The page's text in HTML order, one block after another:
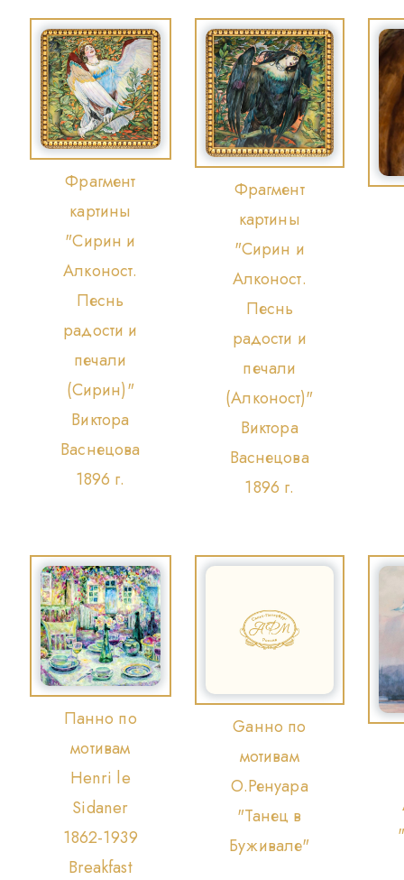
Фрагмент
картины
"Сирин и
Алконост.
Песнь
радости и
печали
(Сирин)"
Виктора
Васнецова
1896 г.
Фрагмент
картины
"Сирин и
Алконост.
Песнь
радости и
печали
(Алконост)"
Виктора
Васнецова
1896 г.
Панно по
мотивам
Henri le
Sidaner
1862-1939
Breakfast
Gанно по
мотивам
О.Ренуара
"Танец в
Буживале"